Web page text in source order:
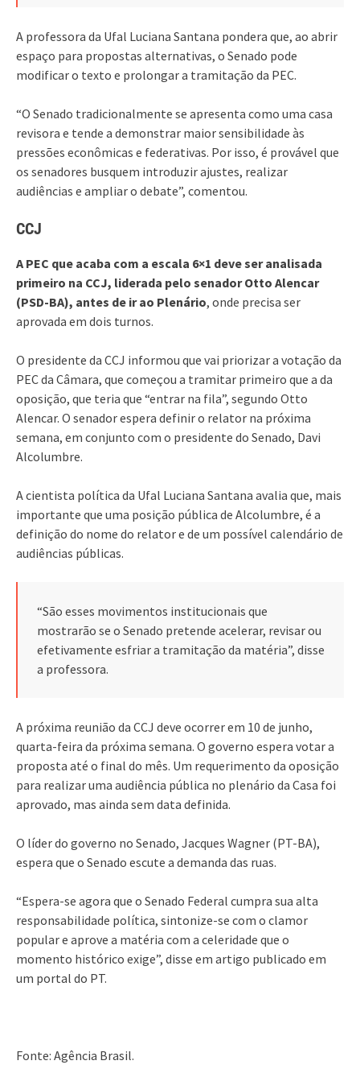
A professora da Ufal Luciana Santana pondera que, ao abrir
espaço para propostas alternativas, o Senado pode
modificar o texto e prolongar a tramitação da PEC.
“O Senado tradicionalmente se apresenta como uma casa
revisora e tende a demonstrar maior sensibilidade às
pressões econômicas e federativas. Por isso, é provável que
os senadores busquem introduzir ajustes, realizar
audiências e ampliar o debate”, comentou.
CCJ
A PEC que acaba com a escala 6×1 deve ser analisada
primeiro na CCJ, liderada pelo senador Otto Alencar
(PSD-BA), antes de ir ao Plenário, onde precisa ser
aprovada em dois turnos.
O presidente da CCJ informou que vai priorizar a votação da
PEC da Câmara, que começou a tramitar primeiro que a da
oposição, que teria que “entrar na fila”, segundo Otto
Alencar. O senador espera definir o relator na próxima
semana, em conjunto com o presidente do Senado, Davi
Alcolumbre.
A cientista política da Ufal Luciana Santana avalia que, mais
importante que uma posição pública de Alcolumbre, é a
definição do nome do relator e de um possível calendário de
audiências públicas.
“São esses movimentos institucionais que
mostrarão se o Senado pretende acelerar, revisar ou
efetivamente esfriar a tramitação da matéria”, disse
a professora.
A próxima reunião da CCJ deve ocorrer em 10 de junho,
quarta-feira da próxima semana. O governo espera votar a
proposta até o final do mês. Um requerimento da oposição
para realizar uma audiência pública no plenário da Casa foi
aprovado, mas ainda sem data definida.
O líder do governo no Senado, Jacques Wagner (PT-BA),
espera que o Senado escute a demanda das ruas.
“Espera-se agora que o Senado Federal cumpra sua alta
responsabilidade política, sintonize-se com o clamor
popular e aprove a matéria com a celeridade que o
momento histórico exige”, disse em artigo publicado em
um portal do PT.
Fonte: Agência Brasil.